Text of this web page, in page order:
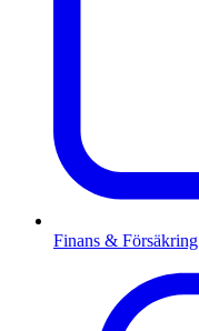
Finans & Försäkring